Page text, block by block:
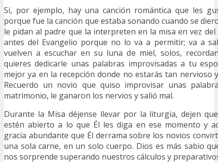
Si, por ejemplo, hay una canción romántica que les
porque fue la canción que estaba sonando cuando se
le pidan al padre que la interpreten en la misa en vez
antes del Evangelio porque no lo va a permitir; va a
vuelven a escuchar en su luna de miel, solos,
quieres dedicarle unas palabras improvisadas a tu
mejor ya en la recepción donde no estarás tan nervioso
Recuerdo un novio que quiso improvisar unas
matrimonio, le ganaron los nervios y salió mal.
Durante la Misa déjense llevar por la liturgia, dejen
estén abierto a lo que Él les diga en ese momento y
gracia abundante que Él derrama sobre los novios
una sola carne, en un solo cuerpo. Dios es más sabio
nos sorprende superando nuestros cálculos y